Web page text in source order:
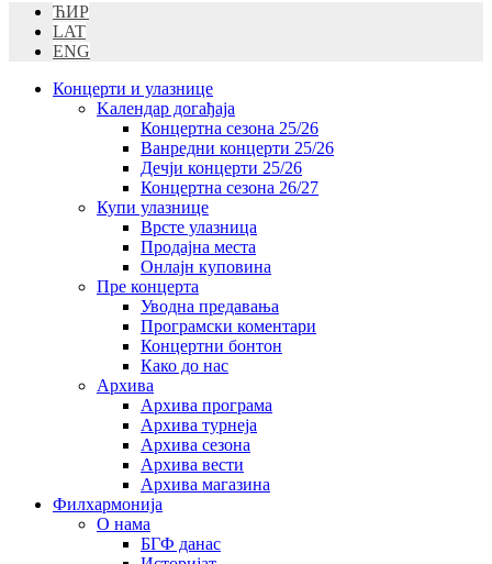
ЋИР
LAT
ENG
Концерти и улазнице
Kалендар догађаја
Концертна сезона 25/26
Ванредни концерти 25/26
Дечји концерти 25/26
Концертна сезона 26/27
Купи улазнице
Врсте улазница
Продајна места
Oнлајн куповинa
Пре концерта
Уводна предавања
Програмски коментари
Концертни бонтон
Како до нас
Архива
Архива програма
Архива турнеја
Архива сезона
Архива вести
Архива магазина
Филхармонија
О нама
БГФ данас